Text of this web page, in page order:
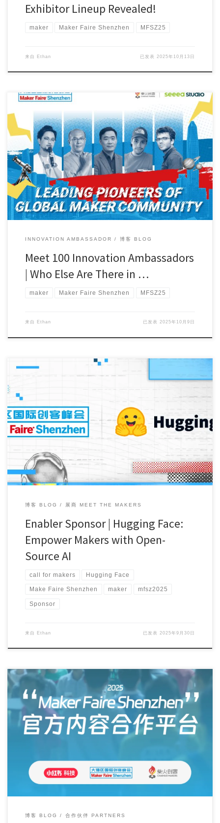
Exhibitor Lineup Revealed!
maker Maker Faire Shenzhen MFSZ25
来自 Ethan 已发表 2025年10月13日
Time flies, and the exhibition opening is drawing […]
INNOVATION AMBASSADOR 博客 BLOG
Meet 100 Innovation Ambassadors
| Who Else Are There in …
maker Maker Faire Shenzhen MFSZ25
来自 Ethan 已发表 2025年10月9日
What happens when one of the world’s most ac […]
博客 BLOG 展商 MEET THE MAKERS
Enabler Sponsor | Hugging Face:
Empower Makers with Open-
Source AI
call for makers Hugging Face
Make Faire Shenzhen maker mfsz2025
Sponsor
来自 Ethan 已发表 2025年9月30日
Exciting Partnership Alert! We’re absolutely […]
博客 BLOG 合作伙伴 PARTNERS